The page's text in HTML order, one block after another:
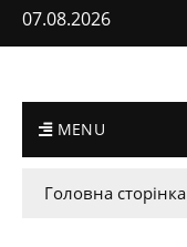
07.08.2026
MENU
Головна сторінка